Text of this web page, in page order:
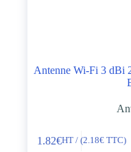
Antenne Wi-Fi 3 dBi
1.82€HT / (2.18€TTC)